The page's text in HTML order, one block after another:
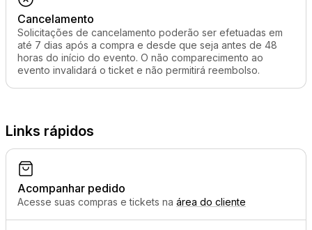
Cancelamento
Solicitações de cancelamento poderão ser efetuadas em
até 7 dias após a compra e desde que seja antes de 48
horas do início do evento. O não comparecimento ao
evento invalidará o ticket e não permitirá reembolso.
Links rápidos
Acompanhar pedido
Acesse suas compras e tickets na área do cliente